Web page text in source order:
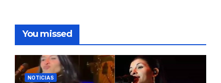
You missed
NOTICIAS